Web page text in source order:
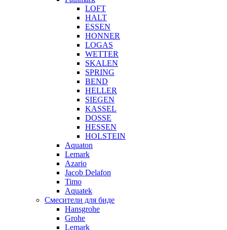
LOFT
HALT
ESSEN
HONNER
LOGAS
WETTER
SKALEN
SPRING
BEND
HELLER
SIEGEN
KASSEL
DOSSE
HESSEN
HOLSTEIN
Aquaton
Lemark
Azario
Jacob Delafon
Timo
Aquatek
Смесители для биде
Hansgrohe
Grohe
Lemark